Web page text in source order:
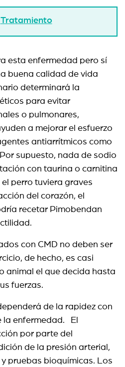
Tratamiento
esta enfermedad pero sí
buena calidad de vida
determinará la
para evitar
o pulmonares,
a mejorar el esfuerzo
antiarrítmicos como
supuesto, nada de sodio
con taurina o carnitina
el perro tuviera graves
del corazón, el
recetar Pimobendan
con CMD no deben ser
de hecho, es casi
animal el que decida hasta
fuerzas.
de la rapidez con
la enfermedad.
El
por parte del
de la presión arterial,
pruebas bioquímicas. Los